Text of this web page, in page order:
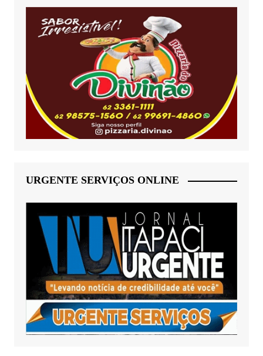
URGENTE SERVIÇOS ONLINE